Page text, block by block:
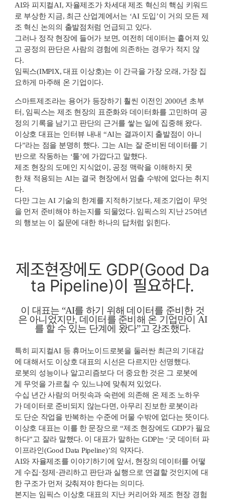
AI와 피지컬AI, 자율제조가 차세대 제조 혁신의 핵심 키워드
로 부상한 지금, 최근 산업계에서는 ‘AI 도입’이 거의 모든 제
조 혁신 논의의 출발점처럼 언급되고 있다.
그러나 정작 현장에 들어가 보면, 여전히 데이터는 흩어져 있
고 공정의 판단은 사람의 경험에 의존하는 경우가 적지 않
다.
임픽스(IMPIX, 대표 이상호)는 이 간극을 가장 오래, 가장 집
요하게 마주해 온 기업이다.
스마트제조라는 용어가 등장하기 훨씬 이전인 2000년 초부
터, 임픽스는 제조 현장의 표준화와 데이터화를 고민하며 공
정의 기록을 남기고 판단의 근거를 쌓는 일에 집중해 왔다.
이상호 대표는 인터뷰 내내 “AI는 결과이지 출발점이 아니
다”라는 점을 분명히 했다. 그는 AI는 잘 준비된 데이터를 기
반으로 작동하는 ‘툴’에 가깝다고 말했다.
제조 현장의 도메인 지식없이, 공정 맥락을 이해하지 못
한 채 적용되는 AI는 결국 현장에서 멈출 수밖에 없다는 취지
다.
다만 그는 AI 기술의 한계를 지적하기보다, 제조기업이 무엇
을 먼저 준비해야 하는지를 되물었다. 임픽스의 지난 25여년
의 행보는 이 질문에 대한 하나의 답처럼 읽힌다.
제조현장에도 GDP(Good Da
ta Pipeline)이 필요하다.
이 대표는 “AI를 하기 위해 데이터를 준비한 것
은 아니었지만, 데이터를 준비해 온 기업만이 AI
를 할 수 있는 단계에 왔다”고 강조했다.
특히 피지컬AI 등 휴머노이드로봇을 둘러싼 최근의 기대감
에 대해서도 이상호 대표의 시선은 다르지만 선명했다.
로봇의 성능이나 알고리즘보다 더 중요한 것은 그 로봇에
게 무엇을 가르칠 수 있느냐에 맞춰져 있었다.
수십 년간 사람의 머릿속과 숙련에 의존해 온 제조 노하우
가 데이터로 준비되지 않는다면, 아무리 진보한 로봇이라
도 단순 작업을 반복하는 수준에 머물 수밖에 없다는 뜻이다.
이상호 대표는 이를 한 문장으로 “제조 현장에도 GDP가 필요
하다”고 잘라 말했다. 이 대표가 말하는 GDP는 ‘굿 데이터 파
이프라인(Good Data Pipeline)’의 약자다.
AI와 자율제조를 이야기하기에 앞서, 현장의 데이터를 어떻
게 수집·정제·관리하고 판단과 실행으로 연결할 것인지에 대
한 구조가 먼저 갖춰져야 한다는 의미다.
본지는 임픽스 이상호 대표의 지난 커리어와 제조 현장 경험